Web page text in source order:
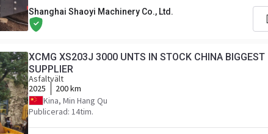
Shanghai Shaoyi Machinery Co., Ltd.
XCMG XS203J 3000 UNTS IN STOCK CHINA BIGGEST
SUPPLIER
Asfaltvält
2025
200 km
Kina, Min Hang Qu
Publicerad: 14tim.